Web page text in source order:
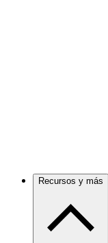
Recursos y más